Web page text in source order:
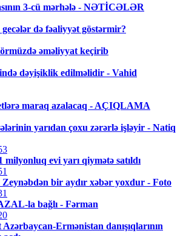
3-cü mərhələ - NƏTİCƏLƏR
də fəaliyyət göstərmir?
əməliyyat keçirib
dəyişiklik edilməlidir - Vahid
maraq azalacaq - AÇIQLAMA
yarıdan çoxu zərərlə işləyir - Natiq
evi yarı qiymətə satıldı
Zeynəbdən bir aydır xəbər yoxdur - Foto
la bağlı - Fərman
Ermənistan danışıqlarının